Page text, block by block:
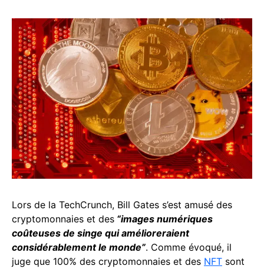
Lors de la TechCrunch, Bill Gates s’est amusé des
cryptomonnaies et des “images numériques
coûteuses de singe qui amélioreraient
considérablement le monde”. Comme évoqué, il
juge que 100% des cryptomonnaies et des NFT sont